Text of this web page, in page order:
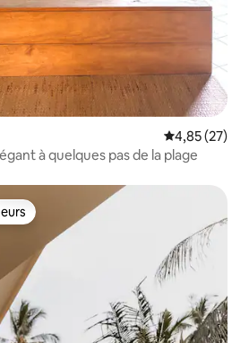
Évaluation
4,85 (27)
à quelques pas de la plage